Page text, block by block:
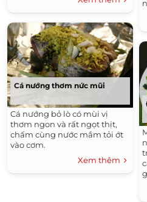
Cá nướng thơm nức mũi
Cá nướng bỏ lò có mùi vị
thơm ngon và rất ngọt thịt,
chấm cùng nước mắm tỏi ớt
vào cơm.
Xem thêm